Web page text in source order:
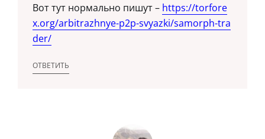
Вот тут нормально пишут – https://torfore
x.org/arbitrazhnye-p2p-svyazki/samorph-tra
der/
ОТВЕТИТЬ